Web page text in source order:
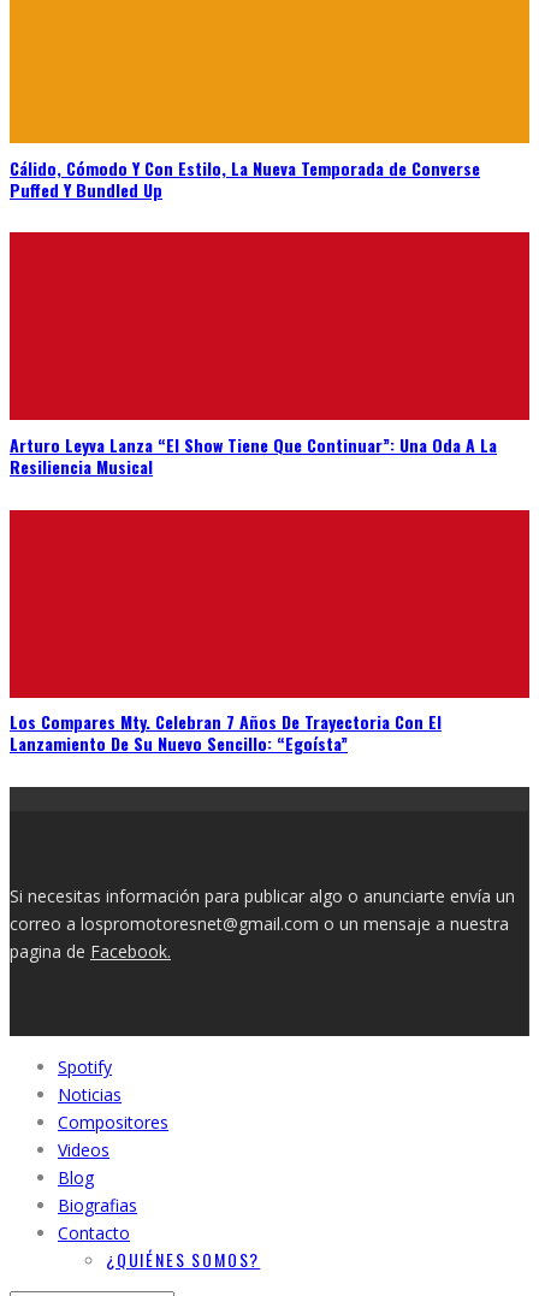
Cálido, Cómodo Y Con Estilo, La Nueva Temporada de Converse
Puffed Y Bundled Up
Arturo Leyva Lanza “El Show Tiene Que Continuar”: Una Oda A La
Resiliencia Musical
Los Compares Mty. Celebran 7 Años De Trayectoria Con El
Lanzamiento De Su Nuevo Sencillo: “Egoísta”
Si necesitas información para publicar algo o anunciarte envía un
correo a lospromotoresnet@gmail.com o un mensaje a nuestra
pagina de Facebook.
Spotify
Noticias
Compositores
Videos
Blog
Biografias
Contacto
¿QUIÉNES SOMOS?